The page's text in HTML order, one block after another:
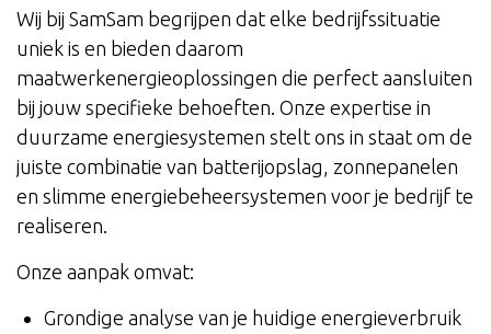
Wij bij SamSam begrijpen dat elke bedrijfssituatie
uniek is en bieden daarom
maatwerkenergieoplossingen die perfect aansluiten
bij jouw specifieke behoeften. Onze expertise in
duurzame energiesystemen stelt ons in staat om de
juiste combinatie van batterijopslag, zonnepanelen
en slimme energiebeheersystemen voor je bedrijf te
realiseren.
Onze aanpak omvat:
Grondige analyse van je huidige energieverbruik